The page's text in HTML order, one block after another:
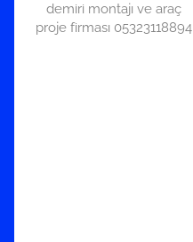
demiri montajı ve araç
proje firması 05323118894